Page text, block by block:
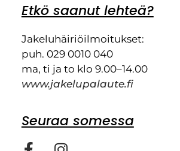
Etkö saanut lehteä?
Jakeluhäiriöilmoitukset:
puh. 029 0010 040
ma, ti ja to klo 9.00–14.00
www.jakelupalaute.fi
Seuraa somessa